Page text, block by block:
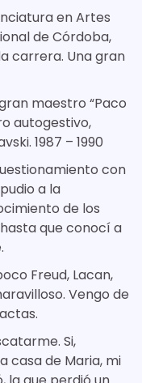
en Artes
de Córdoba,
carrera. Una gran
maestro “Paco
autogestivo,
1987 – 1990
con
a la
de los
que conocí a
Freud, Lacan,
Vengo de
Si,
casa de Maria, mi